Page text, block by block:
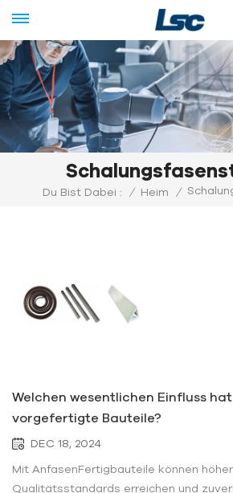
Du Bist Dabei : / Heim /
Welchen wesentlichen Einfluss
vorgefertigte Bauteile?
DEC 18, 2024
Mit AnfasenFertigbauteile können
Qualitätsstandards erreichen und